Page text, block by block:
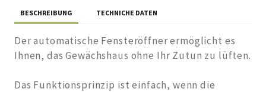
BESCHREIBUNG TECHNICHE DATEN
Der automatische Fensteröffner ermöglicht es
Ihnen, das Gewächshaus ohne Ihr Zutun zu lüften.
Das Funktionsprinzip ist einfach, wenn die